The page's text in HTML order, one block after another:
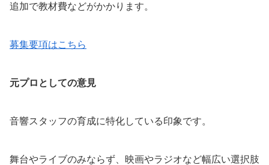
追加で教材費などがかかります。
募集要項はこちら
元プロとしての意見
音響スタッフの育成に特化している印象です。
舞台やライブのみならず、映画やラジオなど幅広い選択肢